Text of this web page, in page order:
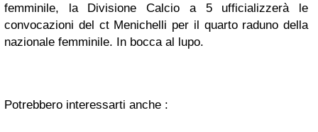
femminile, la Divisione Calcio a 5 ufficializzerà le
convocazioni del ct Menichelli per il quarto raduno della
nazionale femminile. In bocca al lupo.
Potrebbero interessarti anche :